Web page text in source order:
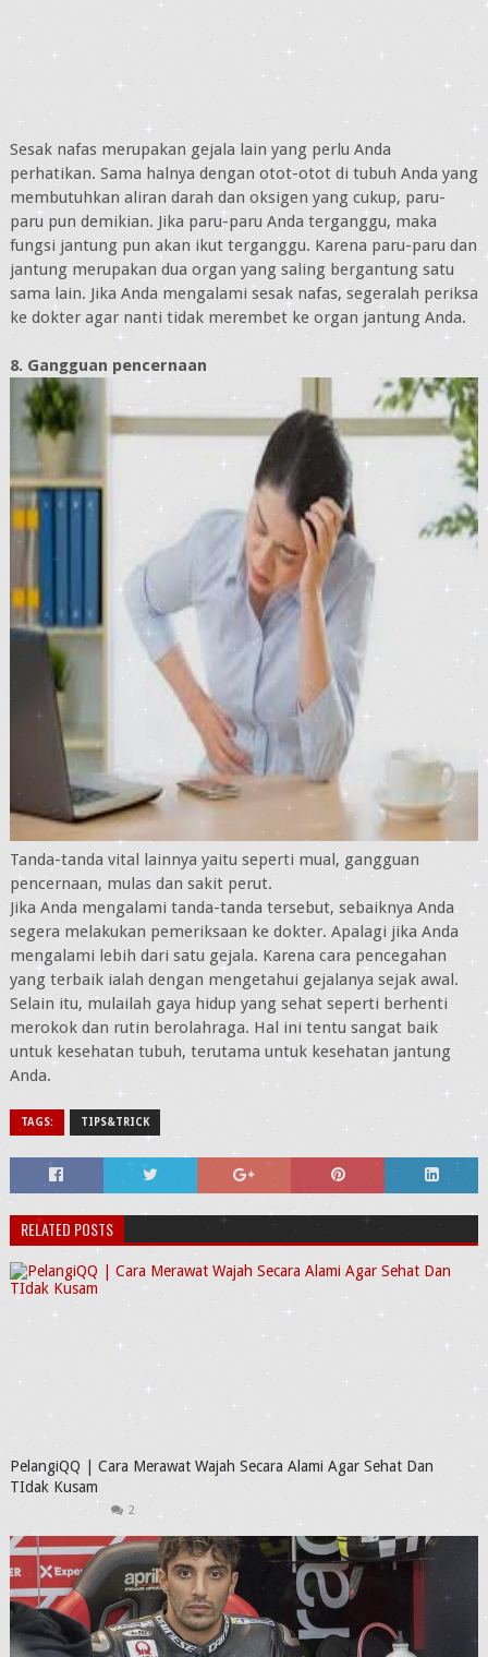
Sesak nafas merupakan gejala lain yang perlu Anda
perhatikan. Sama halnya dengan otot-otot di tubuh Anda yang
membutuhkan aliran darah dan oksigen yang cukup, paru-
paru pun demikian. Jika paru-paru Anda terganggu, maka
fungsi jantung pun akan ikut terganggu. Karena paru-paru dan
jantung merupakan dua organ yang saling bergantung satu
sama lain. Jika Anda mengalami sesak nafas, segeralah periksa
ke dokter agar nanti tidak merembet ke organ jantung Anda.
8. Gangguan pencernaan
Tanda-tanda vital lainnya yaitu seperti mual, gangguan
pencernaan, mulas dan sakit perut.
Jika Anda mengalami tanda-tanda tersebut, sebaiknya Anda
segera melakukan pemeriksaan ke dokter. Apalagi jika Anda
mengalami lebih dari satu gejala. Karena cara pencegahan
yang terbaik ialah dengan mengetahui gejalanya sejak awal.
Selain itu, mulailah gaya hidup yang sehat seperti berhenti
merokok dan rutin berolahraga. Hal ini tentu sangat baik
untuk kesehatan tubuh, terutama untuk kesehatan jantung
Anda.
TAGS: TIPS&TRICK
RELATED POSTS
PelangiQQ | Cara Merawat Wajah Secara Alami Agar Sehat Dan
TIdak Kusam
2